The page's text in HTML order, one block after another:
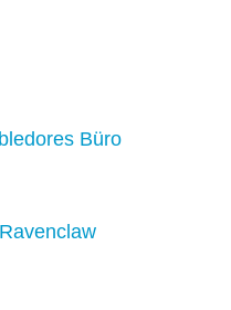
Büro